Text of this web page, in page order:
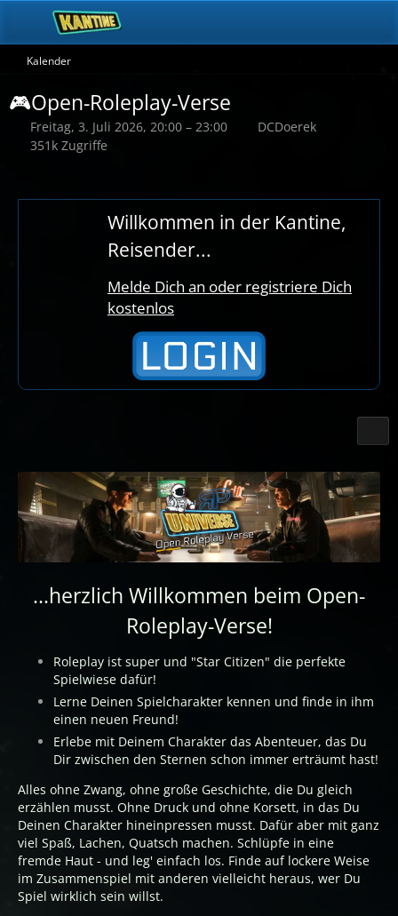
Kalender
🎮Open-Roleplay-Verse
Freitag, 3. Juli 2026, 20:00 – 23:00
DCDoerek
351k Zugriffe
Willkommen in der Kantine,
Reisender...
Melde Dich an oder registriere Dich
kostenlos
...herzlich Willkommen beim Open-
Roleplay-Verse!
Roleplay ist super und "Star Citizen" die perfekte
Spielwiese dafür!
Lerne Deinen Spielcharakter kennen und finde in ihm
einen neuen Freund!
Erlebe mit Deinem Charakter das Abenteuer, das Du
Dir zwischen den Sternen schon immer erträumt hast!
Alles ohne Zwang, ohne große Geschichte, die Du gleich
erzählen musst. Ohne Druck und ohne Korsett, in das Du
Deinen Charakter hineinpressen musst. Dafür aber mit ganz
viel Spaß, Lachen, Quatsch machen. Schlüpfe in eine
fremde Haut - und leg' einfach los. Finde auf lockere Weise
im Zusammenspiel mit anderen vielleicht heraus, wer Du
Spiel wirklich sein willst.